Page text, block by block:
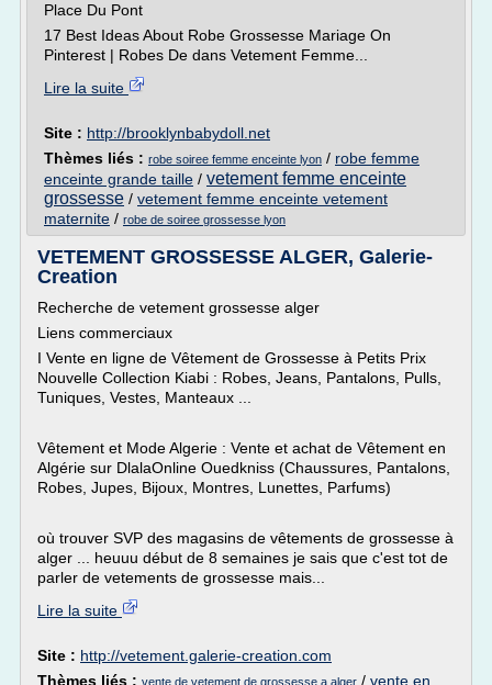
Place Du Pont
17 Best Ideas About Robe Grossesse Mariage On
Pinterest | Robes De dans Vetement Femme...
Lire la suite
Site : http://brooklynbabydoll.net
Thèmes liés : robe soiree femme enceinte lyon / robe femme
enceinte grande taille / vetement femme enceinte
grossesse / vetement femme enceinte vetement
maternite / robe de soiree grossesse lyon
VETEMENT GROSSESSE ALGER, Galerie-
Creation
Recherche de vetement grossesse alger
Liens commerciaux
I Vente en ligne de Vêtement de Grossesse à Petits Prix
Nouvelle Collection Kiabi : Robes, Jeans, Pantalons, Pulls,
Tuniques, Vestes, Manteaux ...
Vêtement et Mode Algerie : Vente et achat de Vêtement en
Algérie sur DlalaOnline Ouedkniss (Chaussures, Pantalons,
Robes, Jupes, Bijoux, Montres, Lunettes, Parfums)
où trouver SVP des magasins de vêtements de grossesse à
alger ... heuuu début de 8 semaines je sais que c'est tot de
parler de vetements de grossesse mais...
Lire la suite
Site : http://vetement.galerie-creation.com
Thèmes liés : vente de vetement de grossesse a alger / vente en